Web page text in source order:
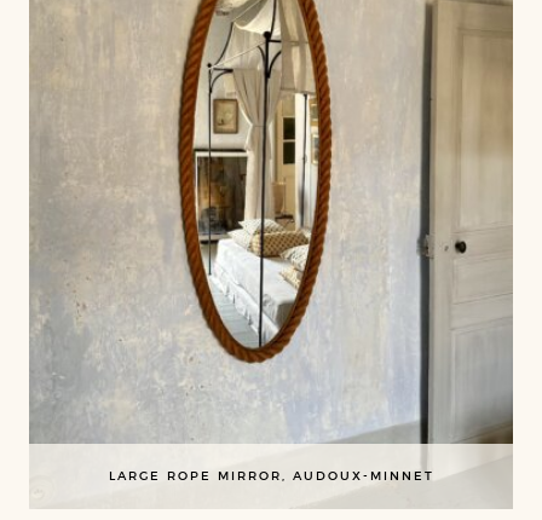
LARGE ROPE MIRROR, AUDOUX-MINNET